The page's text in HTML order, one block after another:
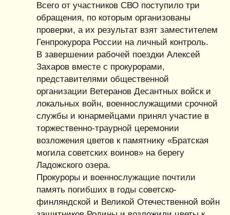
Всего от участников СВО поступило три
обращения, по которым организованы
проверки, а их результат взят заместителем
Генпрокурора России на личный контроль.
В завершении рабочей поездки Алексей
Захаров вместе с прокурорами,
представителями общественной
организации Ветеранов Десантных войск и
локальных войн, военнослужащими срочной
службы и юнармейцами принял участие в
торжественно-траурной церемонии
возложения цветов к памятнику «Братская
могила советских воинов» на берегу
Ладожского озера.
Прокуроры и военнослужащие почтили
память погибших в годы советско-
финляндской и Великой Отечественной войн